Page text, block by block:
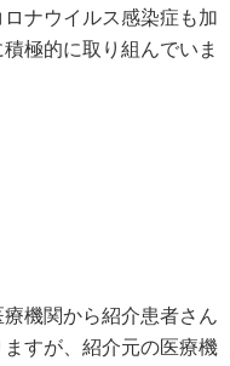
ナウイルス感染症も加
極的に取り組んでいま
機関から紹介患者さん
すが、紹介元の医療機